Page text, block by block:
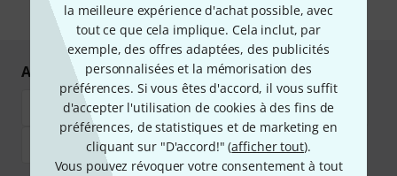
la meilleure expérience d'achat possible, avec
tout ce que cela implique. Cela inclut, par
exemple, des offres adaptées, des publicités
personnalisées et la mémorisation des
préférences. Si vous êtes d'accord, il vous suffit
d'accepter l'utilisation de cookies à des fins de
préférences, de statistiques et de marketing en
cliquant sur "D'accord!" (afficher tout).
Vous pouvez révoquer votre consentement à tout
* Requis
Achetez et payez en toute sécurité